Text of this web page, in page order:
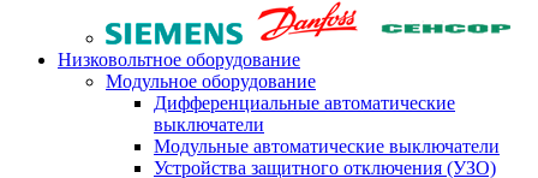
Низковольтное оборудование
Модульное оборудование
Дифференциальные автоматические
выключатели
Модульные автоматические выключатели
Устройства защитного отключения (УЗО)